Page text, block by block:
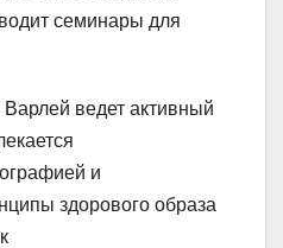
семинары для
ведет активный
и
здорового образа